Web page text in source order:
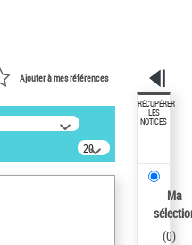
Ajouter à mes références
20
résultats/page
RÉCUPÉRER
LES
NOTICES
Ma
(0)